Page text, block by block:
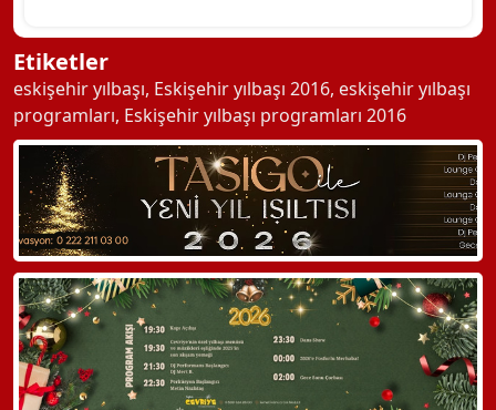
Etiketler
eskişehir yılbaşı, Eskişehir yılbaşı 2016, eskişehir yılbaşı
programları, Eskişehir yılbaşı programları 2016